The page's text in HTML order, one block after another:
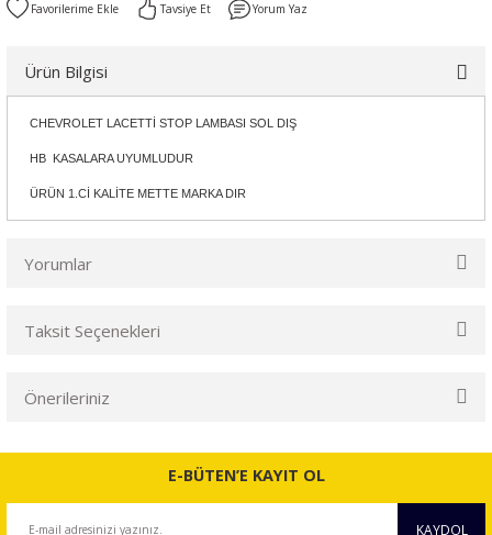
Tavsiye Et Yorum Yaz
Ürün Bilgisi
CHEVROLET LACETTİ STOP LAMBASI SOL DIŞ
HB KASALARA UYUMLUDUR
ÜRÜN 1.Cİ KALİTE METTE MARKA DIR
Yorumlar
Taksit Seçenekleri
Önerileriniz
Bu ürünün fiyat bilgisi, resim, ürün açıklamalarında ve diğer
konularda yetersiz gördüğünüz noktaları öneri formunu
E-BÜTEN’E KAYIT OL
KAYDOL